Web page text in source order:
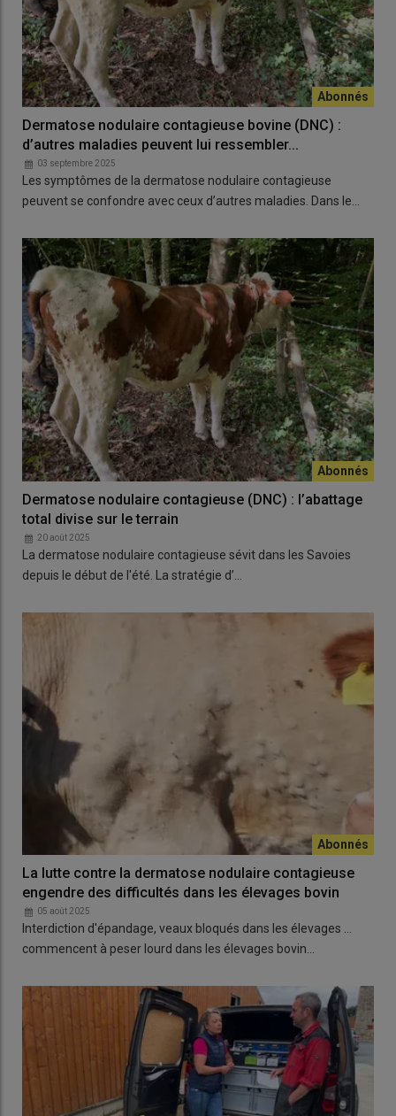
Dermatose nodulaire contagieuse bovine (DNC) :
d’autres maladies peuvent lui ressembler...
03 septembre 2025
Les symptômes de la dermatose nodulaire contagieuse
peuvent se confondre avec ceux d’autres maladies. Dans le…
Dermatose nodulaire contagieuse (DNC) : l’abattage
total divise sur le terrain
20 août 2025
La dermatose nodulaire contagieuse sévit dans les Savoies
depuis le début de l'été. La stratégie d’…
La lutte contre la dermatose nodulaire contagieuse
engendre des difficultés dans les élevages bovin
05 août 2025
Interdiction d'épandage, veaux bloqués dans les élevages ...
commencent à peser lourd dans les élevages bovin…